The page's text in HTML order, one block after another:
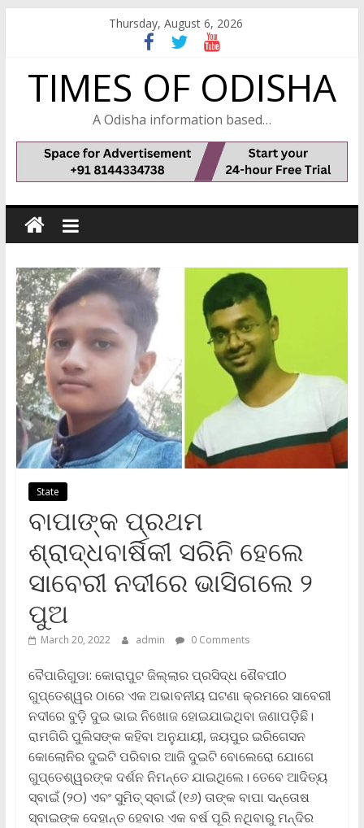
Thursday, August 6, 2026
TIMES OF ODISHA
A Odisha information based…
State
ବାପାଙ୍କ ପ୍ରଥମ
ଶ୍ରାଦ୍ଧବାର୍ଷିକୀ ସରିନି ହେଲେ
ସାବେରୀ ନଦୀରେ ଭାସିଗଲେ ୨
ପୁଅ
March 20, 2022 admin 0 Comments
ବୈପାରିଗୁଡା: କୋରାପୁଟ ଜିଲ୍ଲାର ପ୍ରସିଦ୍ଧ ଶୈବପୀଠ
ଗୁପ୍ତେଶ୍ୱର ଠାରେ ଏକ ଅଭାବନୀୟ ଘଟଣା କ୍ରମରେ ସାବେରୀ
ନଦୀରେ ବୁଡ଼ି ଦୁଇ ଭାଇ ନିଖୋଜ ହୋଇଯାଇଥିବା ଜଣାପଡ଼ିଛି।
ରାମଗିରି ପୁଲିସଙ୍କ କହିବା ଅନୁଯାୟୀ, ଜୟପୁର ଇରିଗେସନ
କୋଲୋନିର ଦୁଇଟି ପରିବାର ଆଜି ଦୁଇଟି ବୋଲେରୋ ଯୋଗେ
ଗୁପ୍ତେଶ୍ୱରଙ୍କ ଦର୍ଶନ ନିମନ୍ତେ ଯାଇଥିଲେ। ତେବେ ଆଦିତ୍ୟ
ସ୍ବାଇଁ (୨୦) ଏବଂ ସୁମିତ୍ ସ୍ବାଇଁ (୧୬) ତାଙ୍କ ବାପା ସନ୍ତୋଷ
ସ୍ବାଇଙ୍କ ଦେହାନ୍ତ ହେବାର ଏକ ବର୍ଷ ପୂରି ନଥିବାରୁ ମନ୍ଦିର